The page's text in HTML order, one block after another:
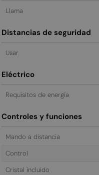
Llama
Distancias de seguridad
Usar
Eléctrico
Requisitos de energía
Controles y funciones
Mando a distancia
Control
Cristal incluido